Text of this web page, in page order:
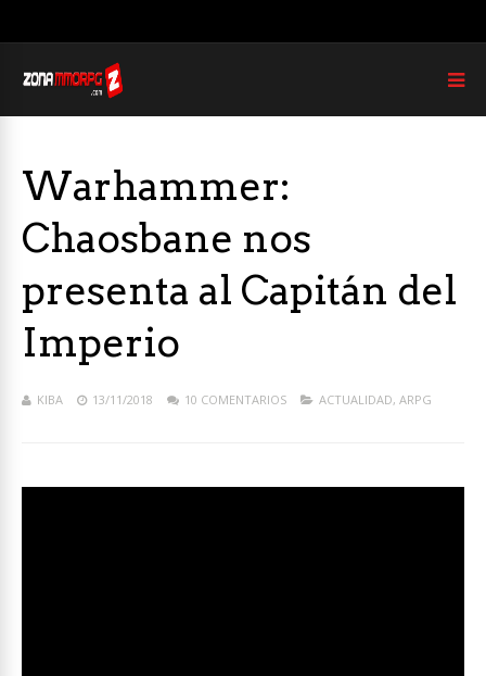
Warhammer:
Chaosbane nos
presenta al Capitán del
Imperio
KIBA 13/11/2018 10 COMENTARIOS ACTUALIDAD, ARPG